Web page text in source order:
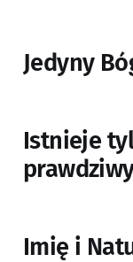
Jedyny
Istnieje
Imię i